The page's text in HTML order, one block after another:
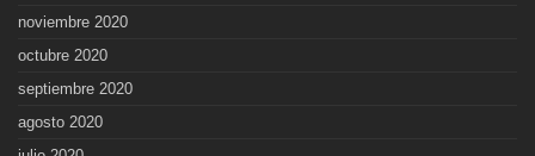
noviembre 2020
octubre 2020
septiembre 2020
agosto 2020